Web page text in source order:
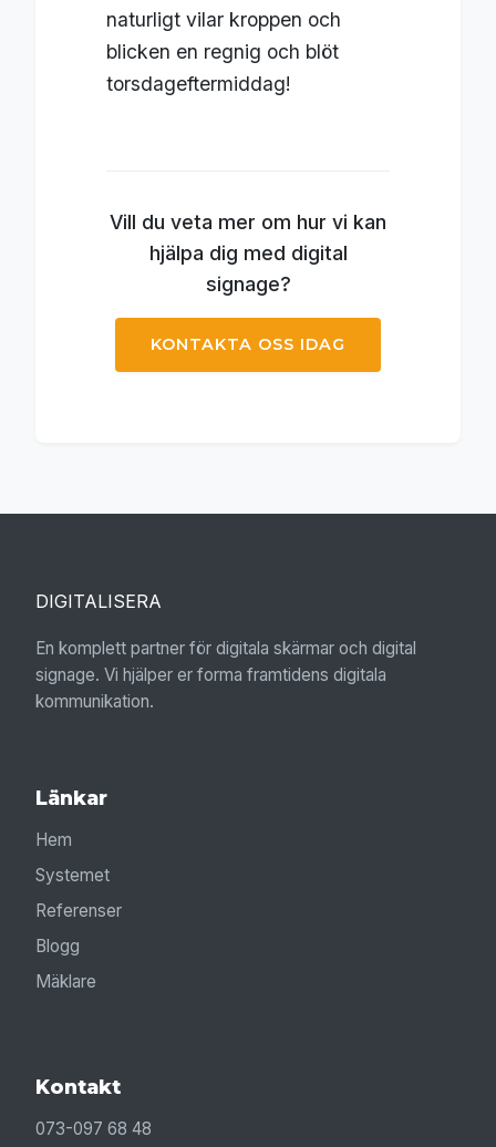
naturligt vilar kroppen och
blicken en regnig och blöt
torsdageftermiddag!
Vill du veta mer om hur vi kan
hjälpa dig med digital
signage?
KONTAKTA OSS IDAG
DIGITALISERA
En komplett partner för digitala skärmar och digital
signage. Vi hjälper er forma framtidens digitala
kommunikation.
Länkar
Hem
Systemet
Referenser
Blogg
Mäklare
Kontakt
073-097 68 48